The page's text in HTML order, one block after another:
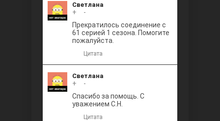
Светлана
+
-
Прекратилось соединение с
61 серией 1 сезона. Помогите
пожалуйста.
Цитата
Светлана
+
-
Спасибо за помощь. С
уважением С.Н.
Цитата